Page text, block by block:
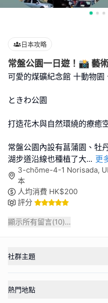
日本攻略
常盤公園一日遊！📸 藝
可愛的煤礦紀念館 十動物園
ときわ公園
打造花木與自然環繞的療癒
常盤公園內設有菖蒲園、牡
湖步道沿線也種植了大... 更
3-chōme-4-1 Norisada,
本
人均消費 HK$200
評分
顯示所有留言(10)...
社群主題
熱門地點